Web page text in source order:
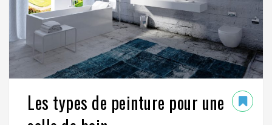
Les types de peinture pour une